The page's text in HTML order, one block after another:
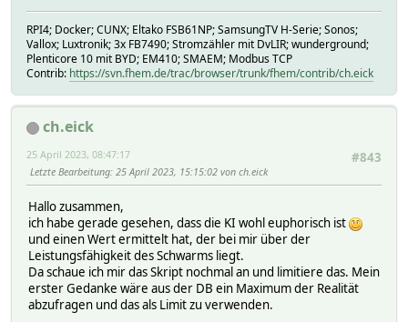
if ($hour == 21) {\
::CommandSet(undef, "WR_1_API
}\
}\
\
set_Reading("ui_command_2","---");; ##
## kann das Kommando
}\
}\
\
## 2 Start der KI Prognose\
## Der Reading Name und das Device werden in
## "/opt/fhem/python/bin/PV_KI_Prognose.py
##\
RPI4; Docker; CUNX; Eltako FSB61NP; SamsungTV H-Serie; Sonos;
Vallox; Luxtronik; 3x FB7490; Stromzähler mit DvLIR; wunderground;
Plenticore 10 mit BYD; EM410; SMAEM; Modbus TCP
Contrib: https://svn.fhem.de/trac/browser/trunk/fhem/contrib/ch.eick
ch.eick
#843
25 April 2023, 08:47:17
Letzte Bearbeitung: 25 April 2023, 15:15:02 von ch.eick
Hallo zusammen,
ich habe gerade gesehen, dass die KI wohl euphorisch ist
und einen Wert ermittelt hat, der bei mir über der
Leistungsfähigkeit des Schwarms liegt.
Da schaue ich mir das Skript nochmal an und limitiere das. Mein
erster Gedanke wäre aus der DB ein Maximum der Realität
abzufragen und das als Limit zu verwenden.